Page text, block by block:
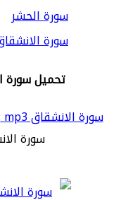
سورة الحشر
سورة
تحميل سورة
سورة الانشقاق mp3
سورة